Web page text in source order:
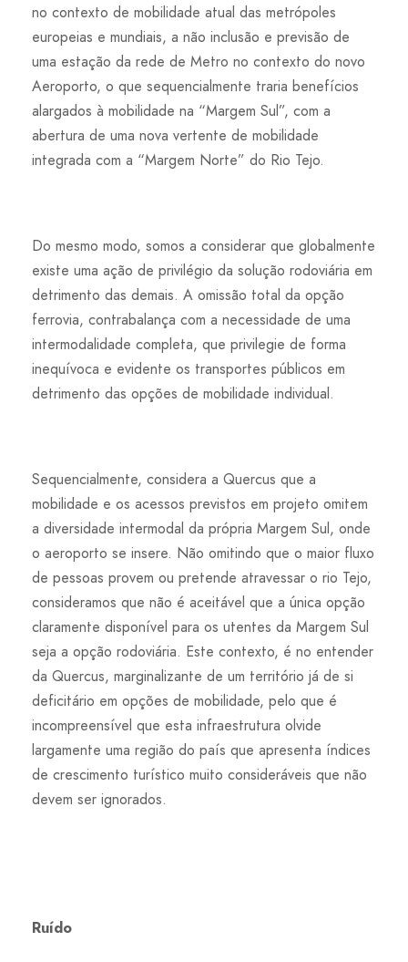
no contexto de mobilidade atual das metrópoles
europeias e mundiais, a não inclusão e previsão de
uma estação da rede de Metro no contexto do novo
Aeroporto, o que sequencialmente traria benefícios
alargados à mobilidade na “Margem Sul”, com a
abertura de uma nova vertente de mobilidade
integrada com a “Margem Norte” do Rio Tejo.
Do mesmo modo, somos a considerar que globalmente
existe uma ação de privilégio da solução rodoviária em
detrimento das demais. A omissão total da opção
ferrovia, contrabalança com a necessidade de uma
intermodalidade completa, que privilegie de forma
inequívoca e evidente os transportes públicos em
detrimento das opções de mobilidade individual.
Sequencialmente, considera a Quercus que a
mobilidade e os acessos previstos em projeto omitem
a diversidade intermodal da própria Margem Sul, onde
o aeroporto se insere. Não omitindo que o maior fluxo
de pessoas provem ou pretende atravessar o rio Tejo,
consideramos que não é aceitável que a única opção
claramente disponível para os utentes da Margem Sul
seja a opção rodoviária. Este contexto, é no entender
da Quercus, marginalizante de um território já de si
deficitário em opções de mobilidade, pelo que é
incompreensível que esta infraestrutura olvide
largamente uma região do país que apresenta índices
de crescimento turístico muito consideráveis que não
devem ser ignorados.
Ruído